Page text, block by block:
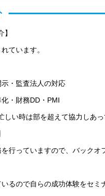
ています。
・監査法人の対応
・財務DD・PMI
い時は部を超えて協力しあっ
行っていますので、バック
るので自らの成功体験をセミ